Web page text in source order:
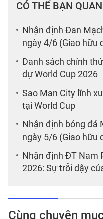
CÓ THỂ BẠN
Nhận định Đan
ngày 4/6 (Giao hữu
Danh sách chính
dự World Cup 2026
Sao Man City lĩnh
tại World Cup
Nhận định bóng đá
ngày 5/6 (Giao hữu
Nhận định ĐT Nam
2026: Sự trỗi dậy
Cùng chuyên